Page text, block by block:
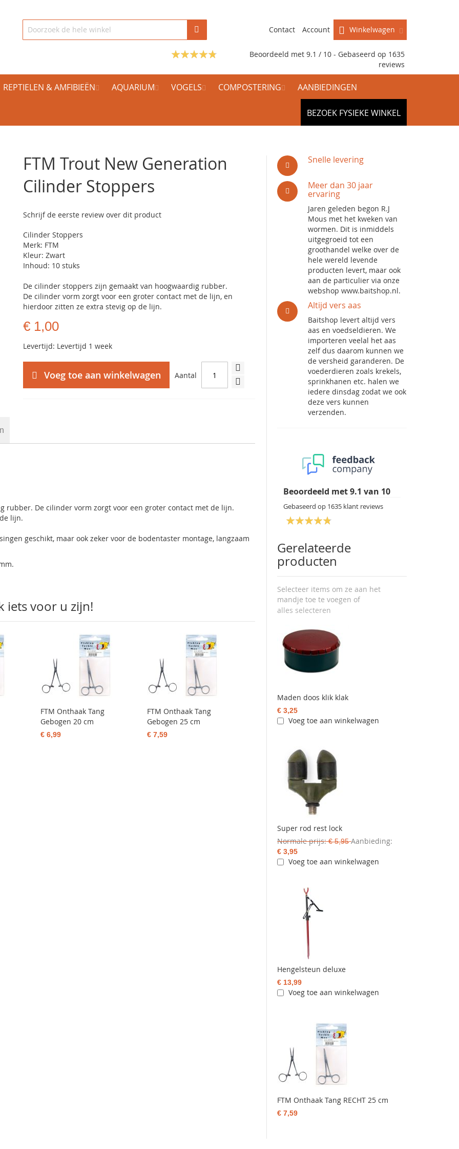
Winkelwagen
Contact Account
Beoordeeld met 9.1 / 10 - Gebaseerd op 1635
reviews
REPTIELEN & AMFIBIEËN AQUARIUM VOGELS COMPOSTERING AANBIEDINGEN
BEZOEK FYSIEKE WINKEL
FTM Trout New Generation
Cilinder Stoppers
Schrijf de eerste review over dit product
Cilinder Stoppers
Merk: FTM
Kleur: Zwart
Inhoud: 10 stuks
De cilinder stoppers zijn gemaakt van hoogwaardig rubber.
De cilinder vorm zorgt voor een groter contact met de lijn, en
hierdoor zitten ze extra stevig op de lijn.
€ 1,00
Levertijd: Levertijd 1 week
Aantal
Voeg toe aan winkelwagen
Snelle levering
Meer dan 30 jaar
ervaring
Jaren geleden begon R.J
Mous met het kweken van
wormen. Dit is inmiddels
uitgegroeid tot een
groothandel welke over de
hele wereld levende
producten levert, maar ook
aan de particulier via onze
webshop www.baitshop.nl.
Altijd vers aas
Baitshop levert altijd vers
aas en voedseldieren. We
importeren veelal het aas
zelf dus daarom kunnen we
de versheid garanderen. De
voederdieren zoals krekels,
sprinkhanen etc. halen we
iedere dinsdag zodat we ook
deze vers kunnen
verzenden.
Beoordeeld met9.1 van 10
Gebaseerd op 1635 klant reviews
Gerelateerde
producten
Selecteer items om ze aan het
mandje toe te voegen of
alles selecteren
Maden doos klik klak
€ 3,25
Voeg toe aan winkelwagen
Super rod rest lock
Normale prijs € 5,95 Aanbieding
€ 3,95
Voeg toe aan winkelwagen
Hengelsteun deluxe
€ 13,99
Voeg toe aan winkelwagen
FTM Onthaak Tang RECHT 25 cm
€ 7,59
rubber. De cilinder vorm zorgt voor een groter contact met de lijn.
lijn.
geschikt, maar ook zeker voor de bodentaster montage, langzaam
iets voor u zijn!
FTM Onthaak Tang
Gebogen 20 cm
€ 6,99
FTM Onthaak Tang
Gebogen 25 cm
€ 7,59